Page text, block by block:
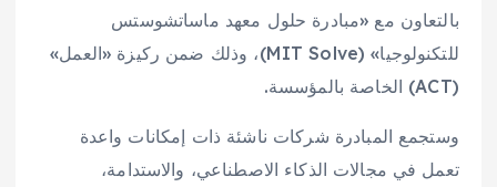
بالتعاون مع «مبادرة حلول معهد ماساتشوستس
للتكنولوجيا» (MIT Solve)، وذلك ضمن ركيزة «العمل»
(ACT) الخاصة بالمؤسسة.
وستجمع المبادرة شركات ناشئة ذات إمكانات واعدة
تعمل في مجالات الذكاء الاصطناعي، والاستدامة،